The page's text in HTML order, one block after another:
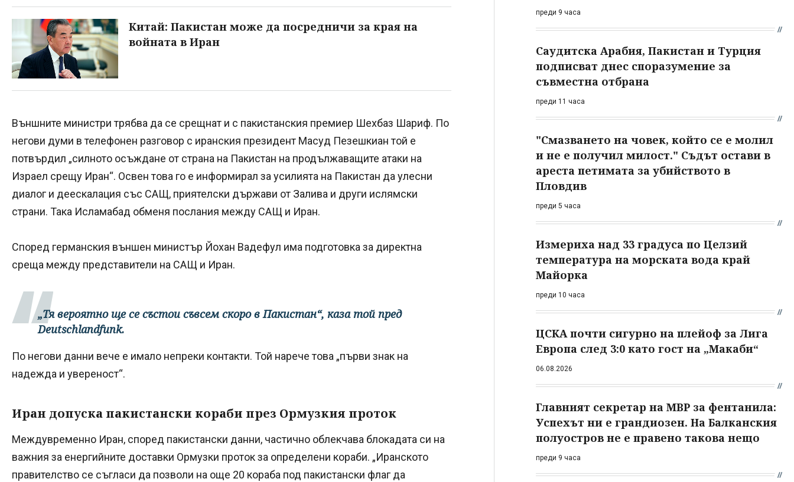
Китай: Пакистан може да посредничи за края на
войната в Иран
Външните министри трябва да се срещнат и с пакистанския премиер Шехбаз Шариф. По
негови думи в телефонен разговор с иранския президент Масуд Пезешкиан той е
потвърдил „силното осъждане от страна на Пакистан на продължаващите атаки на
Израел срещу Иран“. Освен това го е информирал за усилията на Пакистан да улесни
диалог и деескалация със САЩ, приятелски държави от Залива и други ислямски
страни. Така Исламабад обменя послания между САЩ и Иран.
Според германския външен министър Йохан Вадефул има подготовка за директна
среща между представители на САЩ и Иран.
„Тя вероятно ще се състои съвсем скоро в Пакистан“, каза той пред
Deutschlandfunk.
По негови данни вече е имало непреки контакти. Той нарече това „първи знак на
надежда и увереност“.
Иран допуска пакистански кораби през Ормузкия проток
Междувременно Иран, според пакистански данни, частично облекчава блокадата си на
важния за енергийните доставки Ормузки проток за определени кораби. „Иранското
правителство се съгласи да позволи на още 20 кораба под пакистански флаг да
преди 9 часа
Саудитска Арабия, Пакистан и Турция
подписват днес споразумение за
съвместна отбрана
преди 11 часа
"Смазването на човек, който се е молил
и не е получил милост." Съдът остави в
ареста петимата за убийството в
Пловдив
преди 5 часа
Измериха над 33 градуса по Целзий
температура на морската вода край
Майорка
преди 10 часа
ЦСКА почти сигурно на плейоф за Лига
Европа след 3:0 като гост на „Макаби“
06.08.2026
Главният секретар на МВР за фентанила:
Успехът ни е грандиозен. На Балканския
полуостров не е правено такова нещо
преди 9 часа